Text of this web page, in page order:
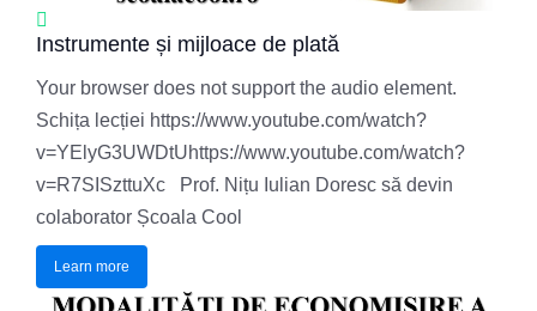
Instrumente și mijloace de plată
Your browser does not support the audio element.
Schița lecției https://www.youtube.com/watch?
v=YElyG3UWDtUhttps://www.youtube.com/watch?
v=R7SISzttuXc Prof. Nițu Iulian Doresc să devin
colaborator Școala Cool
Learn more